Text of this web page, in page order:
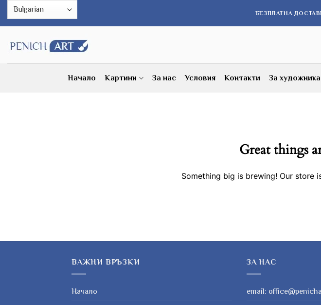
БЕЗПЛАТНА
Начало Картини За нас Условия Контакти За художника
Great things
Something big is brewing! Our store
ВАЖНИ ВРЪЗКИ
Начало
ЗА НАС
email: